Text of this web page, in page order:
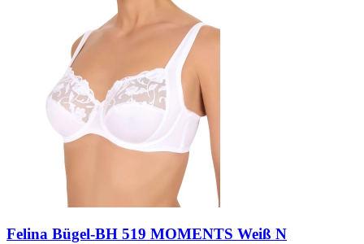
Felina Bügel-BH 519 MOMENTS Weiß N